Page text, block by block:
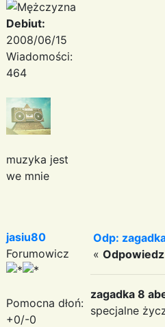
Debiut:
2008/06/15
Wiadomości:
464
muzyka jest
we mnie
jasiu80
Forumowicz
Pomocna dłoń:
+0/-0
Odp:
«
zagadka 8
specjalne